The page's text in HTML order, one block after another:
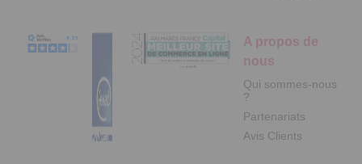
A propos de
nous
Qui sommes-nous
?
Partenariats
Avis Clients